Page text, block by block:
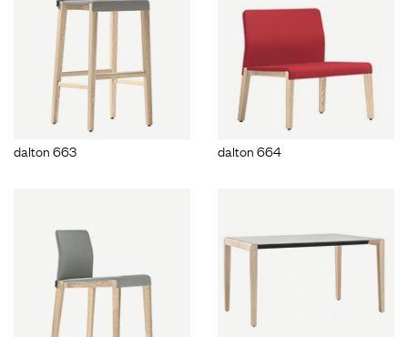
dalton 663 dalton 664